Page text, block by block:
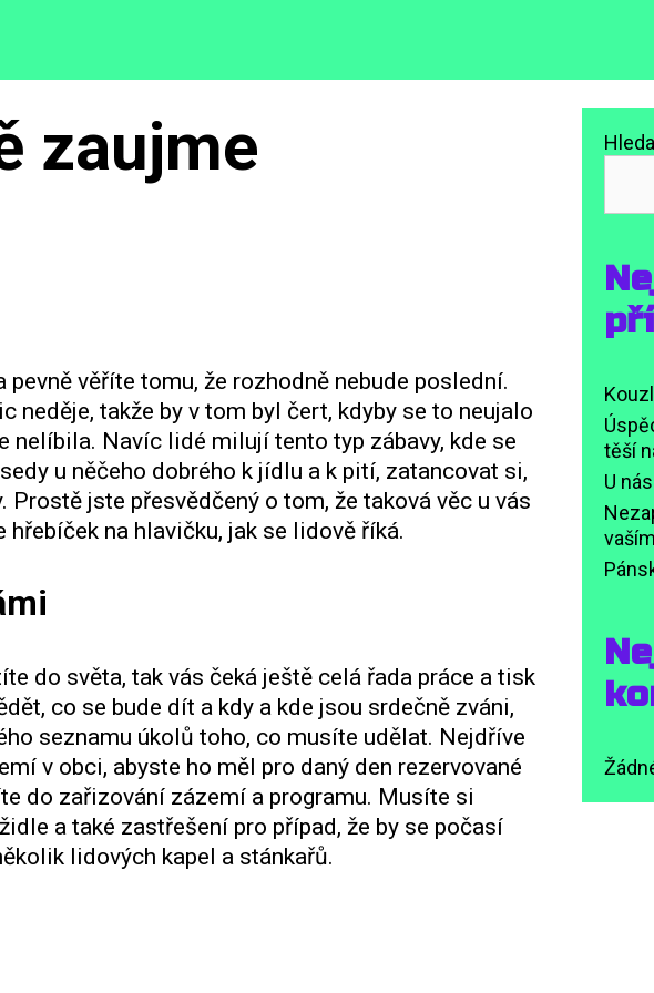
zaujme
věříte tomu, že rozhodně nebude poslední.
neděje, takže by v tom byl čert, kdyby se to neujalo
nelíbila. Navíc lidé milují tento typ zábavy, kde se
u něčeho dobrého k jídlu a k pití, zatancovat si,
jste přesvědčený o tom, že taková věc u vás
na hlavičku, jak se lidově říká.
do světa, tak vás čeká ještě celá řada práce a tisk
co se bude dít a kdy a kde jsou srdečně zváni,
seznamu úkolů toho, co musíte udělat. Nejdříve
v obci, abyste ho měl pro daný den rezervované
do zařizování zázemí a programu. Musíte si
a také zastřešení pro případ, že by se počasí
lidových kapel a stánkařů.
těší
U